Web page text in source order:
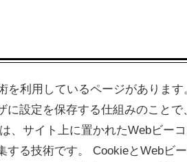
利用しているページがあります
設定を保存する仕組みのことで
、サイト上に置かれたWebビー
る技術です。 CookieとWebビ